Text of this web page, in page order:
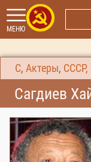
МЕНЮ
С, Актеры, СССР,
Сагдиев